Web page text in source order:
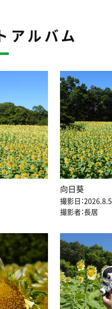
アルバム
向日葵
撮影日：2026.8.5
撮影者：長居